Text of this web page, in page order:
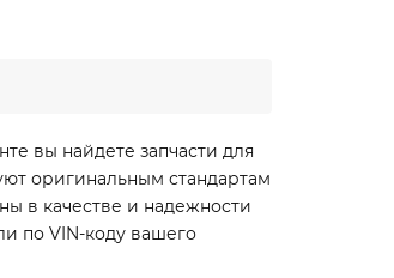
вы найдете запчасти для
оригинальным стандартам
в качестве и надежности
по VIN-коду вашего